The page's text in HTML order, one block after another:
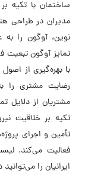
ساختمان با تکیه
مدیران در طراحی
نوین، آوگون را به
تمایز آوگون تبعیت
با بهره‌گیری از
رضایت مشتری را
مشتریان از دلایل
تکیه بر خلاقیت
تأمین و اجرای
فعالیت می‌کند.
ایرانیان را